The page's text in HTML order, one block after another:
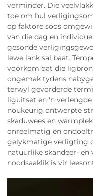
verminder. Die
toe om hul
op faktore soos
van die dag en
gesonde
lewe lank sal baat.
voorkom dat die
ongemak tydens
terwyl gevorderde
liguitset en 'n
noukeurig ontwerpte
skaduwees en
onreëlmatig en
gelykmatige verligting
natuurlike skandeer-
noodsaaklik is vir